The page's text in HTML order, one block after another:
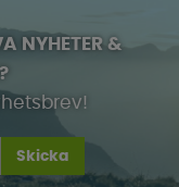
NYHETER &
Skicka